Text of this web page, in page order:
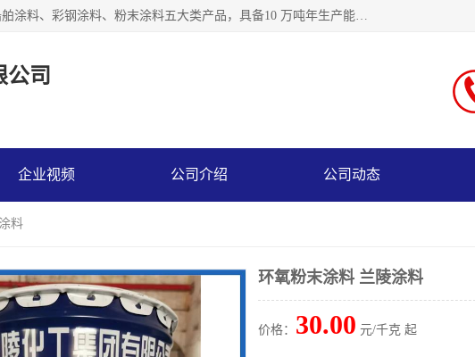
江苏兰陵化工集团有限公司主要生产防腐涂料、建筑涂料、船舶涂料、彩钢涂料、粉末涂料五大类产品，具备10 万吨年生产能力，可以提供优质精良的涂装施工服务，产品广销全国各地，大量出口亚非欧及拉美等国家。
公司
企业视频 公司介绍 公司动态
料
环氧粉末涂料 兰陵涂料
价格： 30.00 元/千克 起